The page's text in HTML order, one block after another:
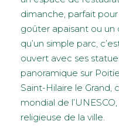
dimanche, parfait
goûter apaisant ou un
qu’un simple parc,
ouvert avec ses
panoramique sur
Saint-Hilaire le Grand,
mondial de
religieuse de la ville.